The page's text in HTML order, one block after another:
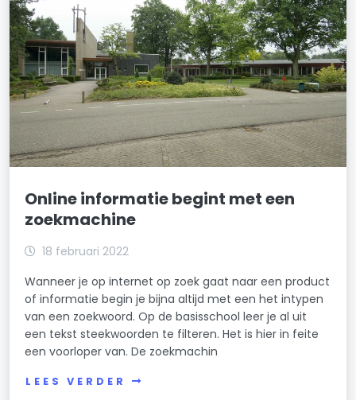
Online informatie begint met een
zoekmachine
18 februari 2022
Wanneer je op internet op zoek gaat naar een product
of informatie begin je bijna altijd met een het intypen
van een zoekwoord. Op de basisschool leer je al uit
een tekst steekwoorden te filteren. Het is hier in feite
een voorloper van. De zoekmachin
LEES VERDER